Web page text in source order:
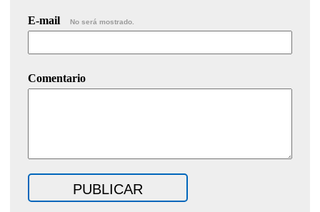
E-mail No será mostrado.
Comentario